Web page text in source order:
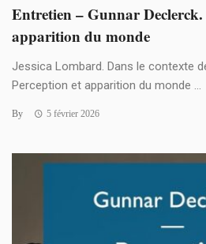
Entretien – Gunnar Declerck.
apparition du monde
Jessica Lombard. Dans le contexte
Perception et apparition du monde ...
By 5 février 2026